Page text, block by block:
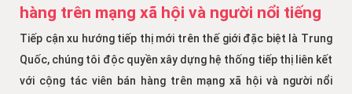
hàng trên mạng xã hội và người nổi tiếng
Tiếp cận xu hướng tiếp thị mới trên thế giới đặc biệt là Trung
Quốc, chúng tôi độc quyền xây dựng hệ thống tiếp thị liên kết
với cộng tác viên bán hàng trên mạng xã hội và người nổi